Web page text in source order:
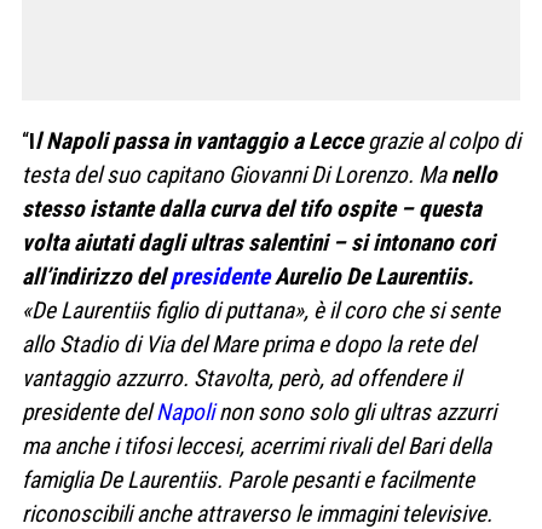
“Il Napoli passa in vantaggio a Leccegrazie al colpo di
testa del suo capitano Giovanni Di Lorenzo. Manello
stesso istante dalla curva del tifo ospite – questa
volta aiutati dagli ultras salentini – si intonano cori
all’indirizzo delpresidenteAurelio De Laurentiis.
«De Laurentiis figlio di puttana», è il coro che si sente
allo Stadio di Via del Mare prima e dopo la rete del
vantaggio azzurro. Stavolta, però, ad offendere il
presidente delNapolinon sono solo gli ultras azzurri
ma anche i tifosi leccesi, acerrimi rivali del Bari della
famiglia De Laurentiis. Parole pesanti e facilmente
riconoscibili anche attraverso le immagini televisive.